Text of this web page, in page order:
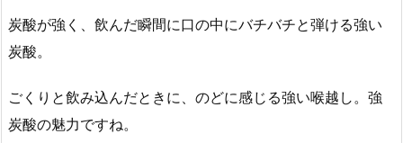
炭酸が強く、飲んだ瞬間に口の中にバチバチと弾ける強い
炭酸。
ごくりと飲み込んだときに、のどに感じる強い喉越し。強
炭酸の魅力ですね。